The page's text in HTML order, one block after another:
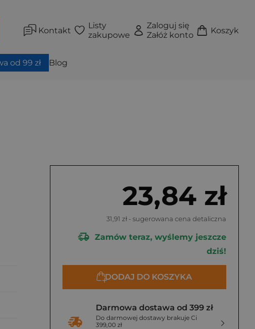
Kontakt
Listy
zakupowe
Zaloguj się
Załóż konto
Koszyk
od 99 zł Blog
23,84 zł
31,91 zł - sugerowana cena detaliczna
Zamów teraz, wyślemy jeszcze
dziś!
DODAJ DO KOSZYKA
Darmowa dostawa od 399 zł
Do darmowej dostawy brakuje Ci
399,00 zł